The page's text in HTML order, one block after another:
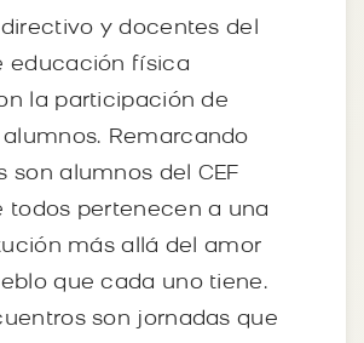
y docentes del
educación física
la participación de
Remarcando
son alumnos del CEF
todos pertenecen a una
más allá del amor
que cada uno tiene.
son jornadas que